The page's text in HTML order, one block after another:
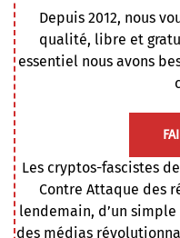
Depuis 2012, nous
qualité, libre et
essentiel nous avons
Les cryptos-fascistes
Contre Attaque des
lendemain, d’un
des médias